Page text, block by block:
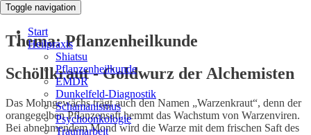
Toggle navigation
Start
Heilpraxis
Shiatsu
Pflanzenheilkunde
EMDR
Dunkelfeld-Diagnostik
Schamanismus
Psychoonkologie
Traumarbeit
Thema: Pflanzenheilkunde
Schöllkraut - Goldwurz der Alchemisten
Das Mohngewächs trägt auch den Namen „Warzenkraut“, denn der
orangegelben Pflanzensaft hemmt das Wachstum von Warzenviren.
Bei abnehmendem Mond wird die Warze mit dem frischen Saft des